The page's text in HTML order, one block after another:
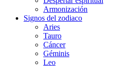
Armonización
Signos del zodiaco
Aries
Tauro
Cáncer
Géminis
Leo